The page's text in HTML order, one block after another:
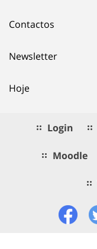
Contactos
Newsletter
Hoje
Login
Moodle